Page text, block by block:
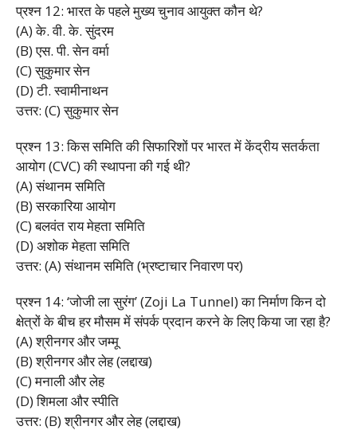
प्रश्न 12: भारत के पहले मुख्य चुनाव आयुक्त कौन थे?
(A) के. वी. के. सुंदरम
(B) एस. पी. सेन वर्मा
(C) सुकुमार सेन
(D) टी. स्वामीनाथन
उत्तर: (C) सुकुमार सेन
प्रश्न 13: किस समिति की सिफारिशों पर भारत में केंद्रीय सतर्कता
आयोग (CVC) की स्थापना की गई थी?
(A) संथानम समिति
(B) सरकारिया आयोग
(C) बलवंत राय मेहता समिति
(D) अशोक मेहता समिति
उत्तर: (A) संथानम समिति (भ्रष्टाचार निवारण पर)
प्रश्न 14: ‘जोजी ला सुरंग’ (Zoji La Tunnel) का निर्माण किन दो
क्षेत्रों के बीच हर मौसम में संपर्क प्रदान करने के लिए किया जा रहा है?
(A) श्रीनगर और जम्मू
(B) श्रीनगर और लेह (लद्दाख)
(C) मनाली और लेह
(D) शिमला और स्पीति
उत्तर: (B) श्रीनगर और लेह (लद्दाख)